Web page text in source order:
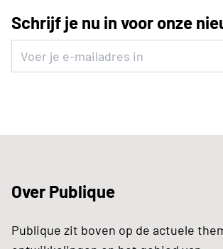
Schrijf je nu in voor onze
Over Publique
Publique zit boven op de actuele